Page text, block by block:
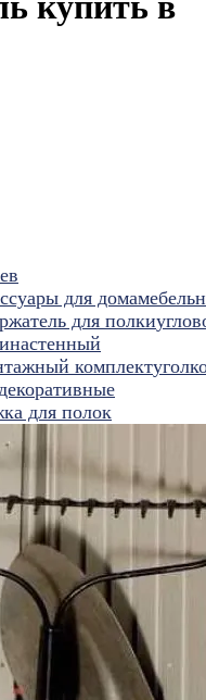
для дома
для полки
настенный
комплект
декоративные
для полок